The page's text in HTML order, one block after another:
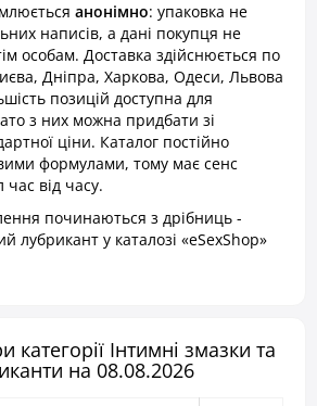
анонімно: упаковка не
написів, а дані покупця не
особам. Доставка здійснюється по
Дніпра, Харкова, Одеси, Львова
позицій доступна для
з них можна придбати зі
ціни. Каталог постійно
формулами, тому має сенс
час від часу.
починаються з дрібниць -
лубрикант у каталозі «eSexShop»
категорії Інтимні змазки та
на 08.08.2026